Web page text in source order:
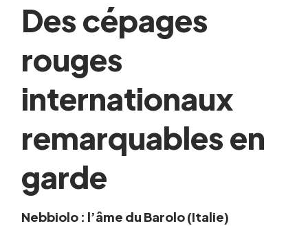
Des cépages
rouges
internationaux
remarquables en
garde
Nebbiolo : l’âme du Barolo (Italie)